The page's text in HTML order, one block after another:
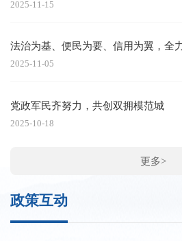
2025-11-15
法治为基、便民为要、信用为翼，全
2025-11-05
党政军民齐努力，共创双拥模范城
2025-10-18
更多>
政策互动